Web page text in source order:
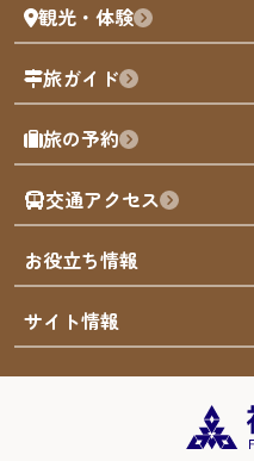
福岡グルメ
福岡を楽しむ
福岡のアート
福岡のナイトタイム
福岡の歴史・文化
サステナブルツーリズム
福岡検定
よかなび音声ガイド
観光・体験
観る・遊ぶ
屋台
買う
体験
泊まる
旅ガイド
モデルコース
AIおまかせコース
オリジナルプラン
みんなの旅行記
旅の予約
交通アクセス
市内交通ガイド
お得なチケット
お役立ち情報
お知らせ
災害情報
サイト情報
まち歩き・体験プログラ